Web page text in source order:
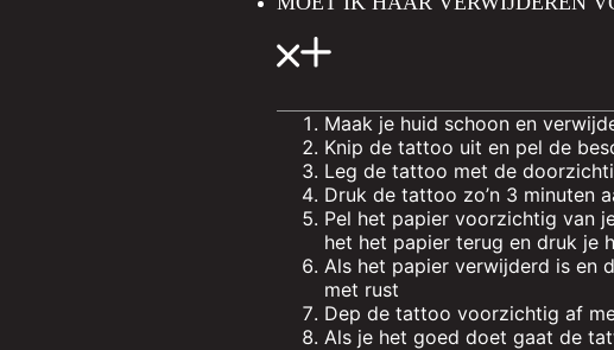
Maak je huid schoon en
Knip de tattoo uit en pel de
Leg de tattoo met de
Druk de tattoo zo’n 3 minuten
Pel het papier voorzichtig van
het het papier terug en druk je
Als het papier verwijderd is en
met rust
Dep de tattoo voorzichtig af
Als je het goed doet gaat de